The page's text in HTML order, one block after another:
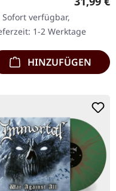
Absu kehren mit
selbstbetitelten
zurück,…
Sofort verfügbar,
1-2 Werktage
HINZUFÜGEN